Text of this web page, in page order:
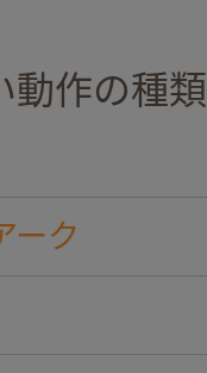
動作の種類
ーク